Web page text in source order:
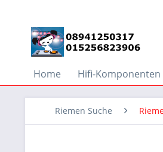
Home Hifi-Komponenten
Riemen Suche